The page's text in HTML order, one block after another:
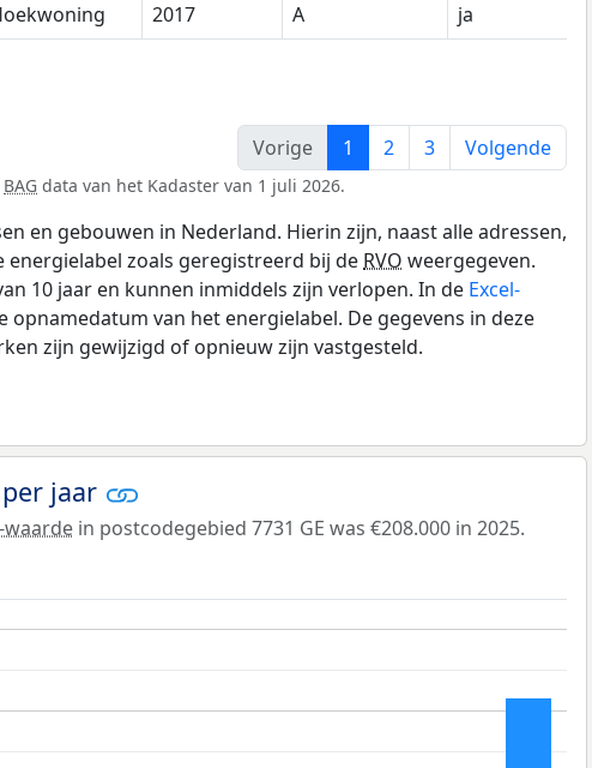
2017 A ja
Vorige
1 2 3 Volgende
BAG data van het Kadaster van 1 juli 2026.
en gebouwen in Nederland. Hierin zijn, naast alle adressen,
zoals geregistreerd bij de RVO weergegeven.
10 jaar en kunnen inmiddels zijn verlopen. In de Excel-
van het energielabel. De gegevens in deze
zijn gewijzigd of opnieuw zijn vastgesteld.
jaar
waarde in postcodegebied 7731 GE was €208.000 in 2025.